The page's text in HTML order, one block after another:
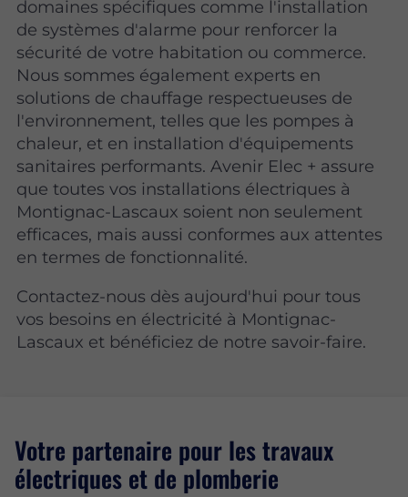
domaines spécifiques comme l'installation
de systèmes d'alarme pour renforcer la
sécurité de votre habitation ou commerce.
Nous sommes également experts en
solutions de chauffage respectueuses de
l'environnement, telles que les pompes à
chaleur, et en installation d'équipements
sanitaires performants. Avenir Elec + assure
que toutes vos installations électriques à
Montignac-Lascaux soient non seulement
efficaces, mais aussi conformes aux attentes
en termes de fonctionnalité.
Contactez-nous dès aujourd'hui pour tous
vos besoins en électricité à Montignac-
Lascaux et bénéficiez de notre savoir-faire.
Votre partenaire pour les travaux
électriques et de plomberie